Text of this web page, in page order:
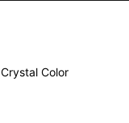
Color